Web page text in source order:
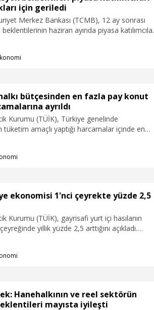
için geriledi
Merkez Bankası (TCMB), 12 ay sonrası
beklentilerinin haziran ayında piyasa
bütçesinden en fazla pay konut
ayrıldı
Kurumu (TÜİK), Türkiye genelinde
tüketim amaçlı yaptığı harcamalar içinde en
ekonomisi 1'nci çeyrekte yüzde 2,5
Kurumu (TÜİK), gayrisafi yurt içi hasılanın
yıllık yüzde 2,5 arttığını açıkladı.
Hanehalkının ve reel sektörün
mayısta iyileşti